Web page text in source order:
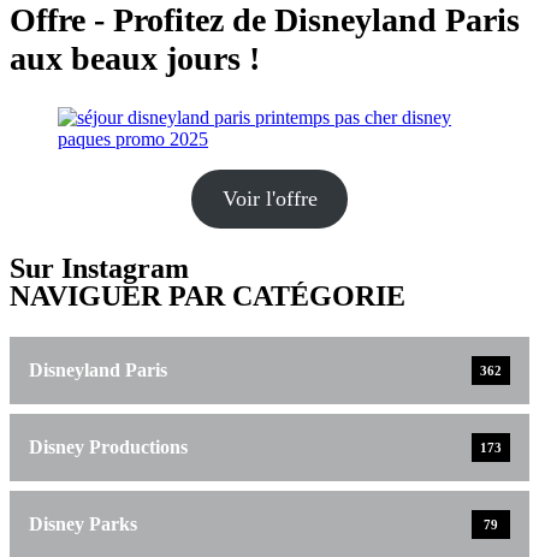
Offre - Profitez de Disneyland Paris
aux beaux jours !
Voir l'offre
Sur Instagram
NAVIGUER PAR CATÉGORIE
Disneyland Paris 362
Disney Productions 173
Disney Parks 79